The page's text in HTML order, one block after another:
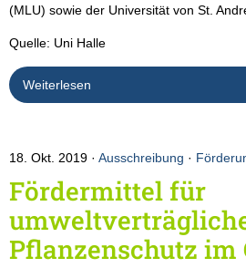
(MLU) sowie der Universität von St.
Quelle: Uni Halle
Weiterlesen
18. Okt. 2019 Ausschreibung ·
Fördermittel für
Pflanzenschutz im